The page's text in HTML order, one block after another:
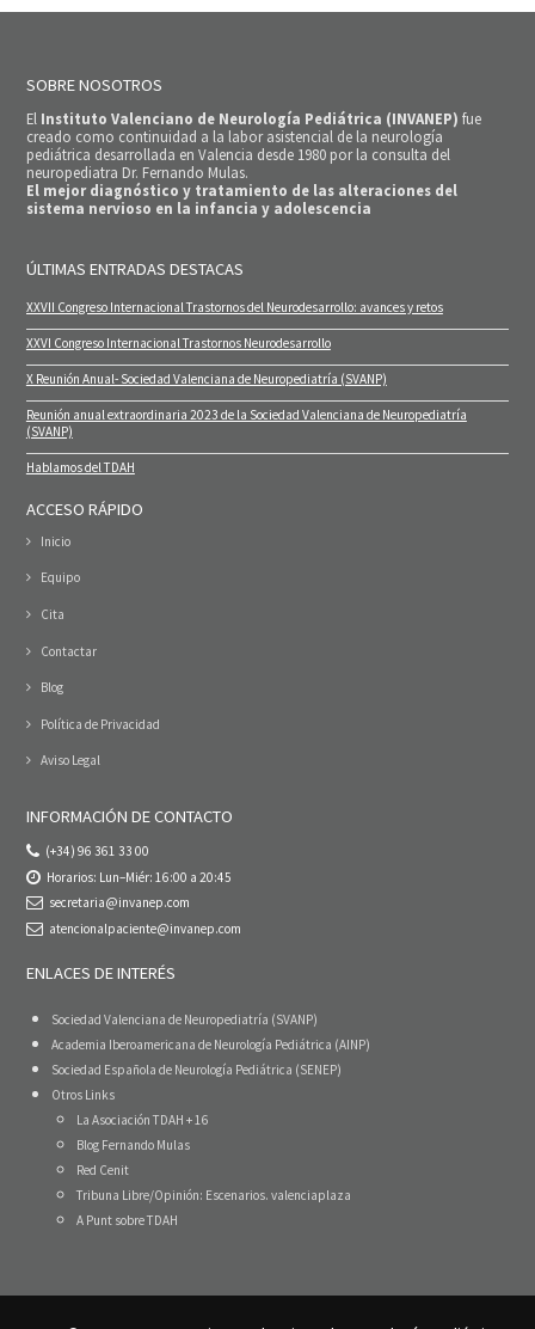
SOBRE NOSOTROS
El Instituto Valenciano de Neurología Pediátrica (INVANEP) fue
creado como continuidad a la labor asistencial de la neurología
pediátrica desarrollada en Valencia desde 1980 por la consulta del
neuropediatra Dr. Fernando Mulas.
El mejor diagnóstico y tratamiento de las alteraciones del
sistema nervioso en la infancia y adolescencia
ÚLTIMAS ENTRADAS DESTACAS
XXVII Congreso Internacional Trastornos del Neurodesarrollo: avances y retos
XXVI Congreso Internacional Trastornos Neurodesarrollo
X Reunión Anual- Sociedad Valenciana de Neuropediatría (SVANP)
Reunión anual extraordinaria 2023 de la Sociedad Valenciana de Neuropediatría
(SVANP)
Hablamos del TDAH
ACCESO RÁPIDO
Inicio
Equipo
Cita
Contactar
Blog
Política de Privacidad
Aviso Legal
INFORMACIÓN DE CONTACTO
(+34) 96 361 33 00
Horarios: Lun–Miér: 16:00 a 20:45
secretaria@invanep.com
atencionalpaciente@invanep.com
ENLACES DE INTERÉS
Sociedad Valenciana de Neuropediatría (SVANP)
Academia Iberoamericana de Neurología Pediátrica (AINP)
Sociedad Española de Neurología Pediátrica (SENEP)
Otros Links
La Asociación TDAH + 16
Blog Fernando Mulas
Red Cenit
Tribuna Libre/Opinión: Escenarios. valenciaplaza
A Punt sobre TDAH